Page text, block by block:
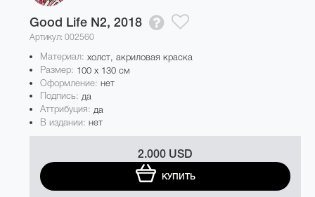
Good Life N2, 2018
Артикул: 002560
Материал: холст, акриловая краска
Размер: 100 x 130 см
Оформление:нет
Подпись: да
Аттрибуция: да
В издании:нет
2.000 USD
КУПИТЬ